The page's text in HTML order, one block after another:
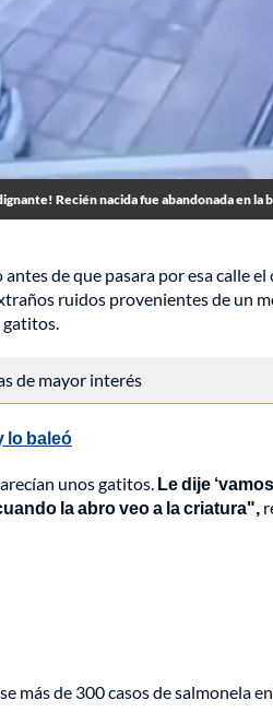
Recién nacida fue abandonada en la
de que pasara por esa calle
ruidos provenientes de un
gatitos.
de mayor interés
lo baleó
unos gatitos. Le dije
la abro veo a la criatura",
más de 300 casos de salmonela